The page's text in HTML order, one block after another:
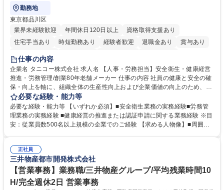
勤務地
東京都品川区
業界未経験歓迎
年間休日120日以上
資格取得支援あり
住宅手当あり
時短勤務あり 経験者歓迎 退職金あり
賞与あり
完全週休2日制
寮・社宅あり
仕事の内容
企業名 タニコー株式会社 求人名 【人事・労務担当】安全衛生・健康経営
推進・労務管理/創業80年老舗メーカー 仕事の内容 社員の健康と安全の確
保・向上を軸に、組織全体の生産性向上および企業価値の向上のため、経
営層と密接に連携しながら、定型業務にとどまらず、制度設計や施策立案
などの上流工程から関与していただきます。 【主な業務内容】■安全衛生
業務（ストレスチェック、健康診断の運用、産業医との連携 など）■健康
経営認証取得に向けた企画・推進■労務管理（労働時間の分析、労働環境
を底上げすべく、ともにご活躍いただける方の増員募集となります。 募集
職種 【人事・労務担当】安全衛生・健康経営推進・労務管理/創業80年老
舗メーカー
必要な経験・能力等
必要な経験・能力等 【いずれか必須】■安全衛生業務の実務経験■労務管
理業務の実務経験 ■健康経営の推進または認証申請に関する業務経験 ※目
安：従業員数500名以上規模の企業でのご経験 【求める人物像】■周囲
部門と連携しながら業務を推進できる方■Excelや労務管理システムの実務
使用経験をお持ちの方 学歴・資格 学歴：大学院 大学 高専 短大 専修学校
高校 語学力： 資格：
正社員
三井物産都市開発株式会社
【営業事務】業務職/三井物産グループ/平均残業時間10
H/完全週休2日 営業事務